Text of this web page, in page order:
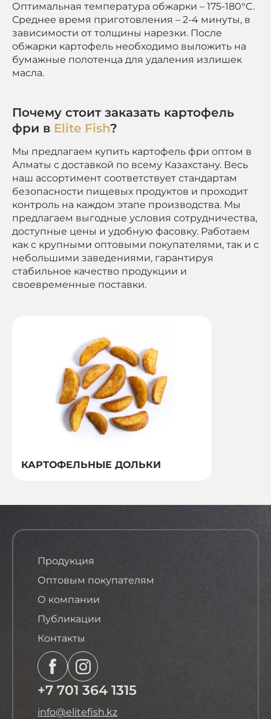
Оптимальная температура обжарки – 175-180°C.
Среднее время приготовления – 2-4 минуты, в
зависимости от толщины нарезки. После
обжарки картофель необходимо выложить на
бумажные полотенца для удаления излишек
масла.
Почему стоит заказать картофель
фри в Elite Fish?
Мы предлагаем купить картофель фри оптом в
Алматы с доставкой по всему Казахстану. Весь
наш ассортимент соответствует стандартам
безопасности пищевых продуктов и проходит
контроль на каждом этапе производства. Мы
предлагаем выгодные условия сотрудничества,
доступные цены и удобную фасовку. Работаем
как с крупными оптовыми покупателями, так и с
небольшими заведениями, гарантируя
стабильное качество продукции и
своевременные поставки.
КАРТОФЕЛЬНЫЕ ДОЛЬКИ
Продукция
Оптовым покупателям
О компании
Публикации
Контакты
+7 701 364 1315
info@elitefish.kz